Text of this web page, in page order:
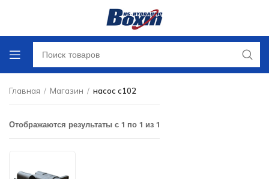
Главная / Магазин / насос c102
Отображаются результаты с 1 по 1 из 1